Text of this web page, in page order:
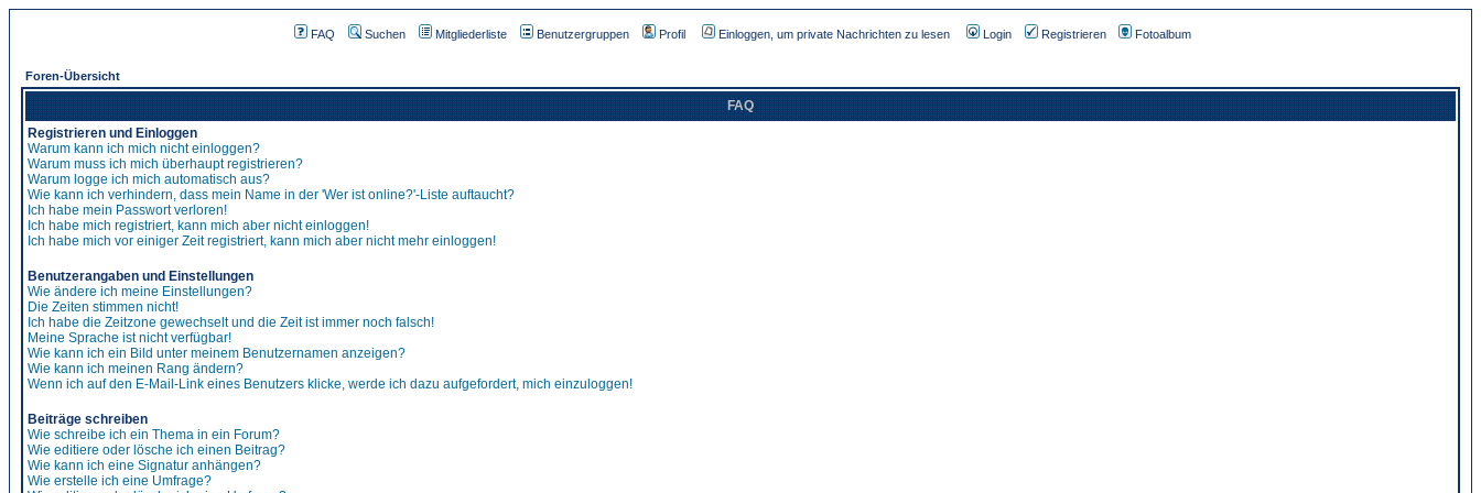
FAQ Suchen Mitgliederliste Benutzergruppen Profil Einloggen, um private Nachrichten zu lesen Login Registrieren Fotoalbum
Foren-Übersicht
FAQ
Registrieren und Einloggen
Warum kann ich mich nicht einloggen?
Warum muss ich mich überhaupt registrieren?
Warum logge ich mich automatisch aus?
Wie kann ich verhindern, dass mein Name in der 'Wer ist online?'-Liste auftaucht?
Ich habe mein Passwort verloren!
Ich habe mich registriert, kann mich aber nicht einloggen!
Ich habe mich vor einiger Zeit registriert, kann mich aber nicht mehr einloggen!
Benutzerangaben und Einstellungen
Wie ändere ich meine Einstellungen?
Die Zeiten stimmen nicht!
Ich habe die Zeitzone gewechselt und die Zeit ist immer noch falsch!
Meine Sprache ist nicht verfügbar!
Wie kann ich ein Bild unter meinem Benutzernamen anzeigen?
Wie kann ich meinen Rang ändern?
Wenn ich auf den E-Mail-Link eines Benutzers klicke, werde ich dazu aufgefordert, mich einzuloggen!
Beiträge schreiben
Wie schreibe ich ein Thema in ein Forum?
Wie editiere oder lösche ich einen Beitrag?
Wie kann ich eine Signatur anhängen?
Wie erstelle ich eine Umfrage?